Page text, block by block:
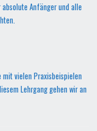
Anfänger und alle
vielen Praxisbeispielen
Lehrgang gehen wir an